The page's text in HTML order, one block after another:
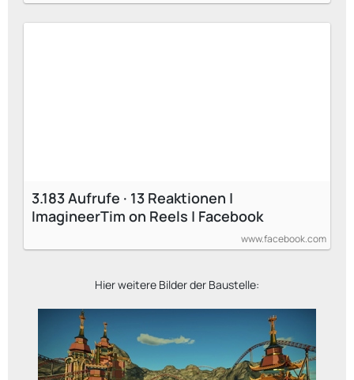
3.183 Aufrufe · 13 Reaktionen |
ImagineerTim on Reels | Facebook
www.facebook.com
Hier weitere Bilder der Baustelle: